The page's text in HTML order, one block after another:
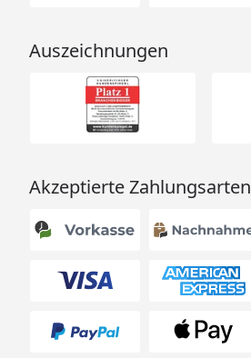
Auszeichnungen
Akzeptierte Zahlungsarten